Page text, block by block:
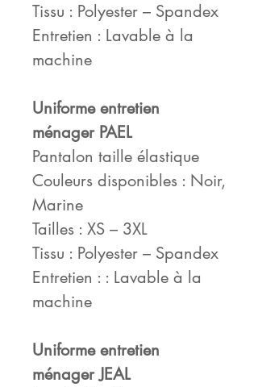
Tissu : Polyester – Spandex
Entretien : Lavable à la
machine
Uniforme entretien
ménager PAEL
Pantalon taille élastique
Couleurs disponibles : Noir,
Marine
Tailles : XS – 3XL
Tissu : Polyester – Spandex
Entretien : : Lavable à la
machine
Uniforme entretien
ménager JEAL